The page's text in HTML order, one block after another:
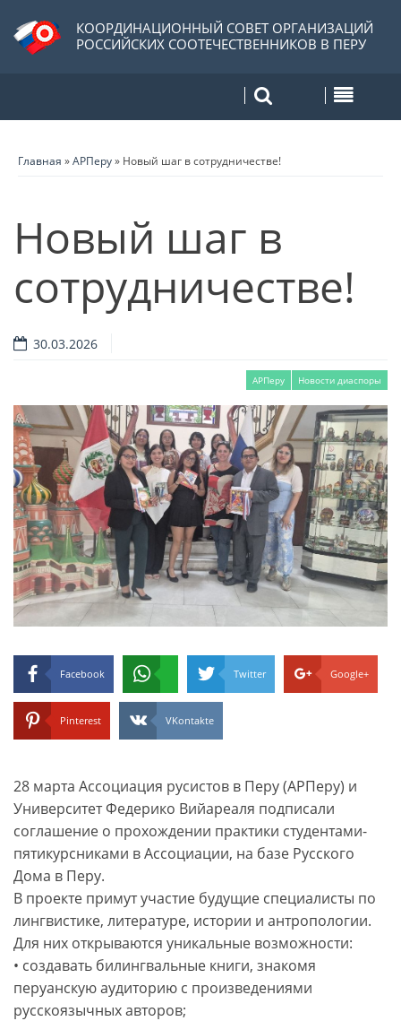
КООРДИНАЦИОННЫЙ СОВЕТ ОРГАНИЗАЦИЙ
РОССИЙСКИХ СООТЕЧЕСТВЕННИКОВ В ПЕРУ
Главная »АРПеру» Новый шаг в сотрудничестве!
Новый шаг в
сотрудничестве!
30.03.2026
АРПеру Новости диаспоры
Facebook Twitter Google+
Pinterest VKontakte
28 марта Ассоциация русистов в Перу (АРПеру) и
Университет Федерико Вийареаля подписали
соглашение о прохождении практики студентами-
пятикурсниками в Ассоциации, на базе Русского
Дома в Перу.
В проекте примут участие будущие специалисты по
лингвистике, литературе, истории и антропологии.
Для них открываются уникальные возможности:
• создавать билингвальные книги, знакомя
перуанскую аудиторию с произведениями
русскоязычных авторов;